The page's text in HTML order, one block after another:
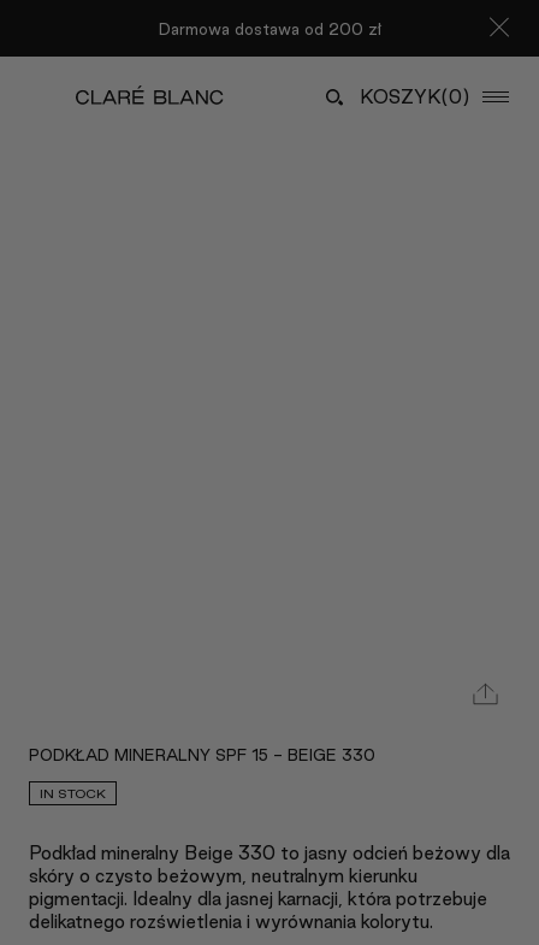
Darmowa dostawa od 200 zł
KOSZYK(0)
PODKŁAD MINERALNY SPF 15 - BEIGE 330
IN STOCK
Podkład mineralny Beige 330 to jasny odcień beżowy dla
skóry o czysto beżowym, neutralnym kierunku
pigmentacji. Idealny dla jasnej karnacji, która potrzebuje
delikatnego rozświetlenia i wyrównania kolorytu.